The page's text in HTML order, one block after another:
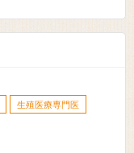
生殖医療専門医